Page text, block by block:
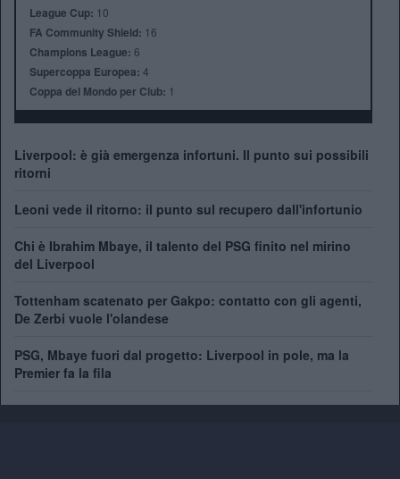
League Cup: 10
FA Community Shield: 16
Champions League: 6
Supercoppa Europea: 4
Coppa del Mondo per Club: 1
Liverpool: è già emergenza infortuni. Il punto sui possibili
ritorni
Leoni vede il ritorno: il punto sul recupero dall'infortunio
Chi è Ibrahim Mbaye, il talento del PSG finito nel mirino
del Liverpool
Tottenham scatenato per Gakpo: contatto con gli agenti,
De Zerbi vuole l'olandese
PSG, Mbaye fuori dal progetto: Liverpool in pole, ma la
Premier fa la fila